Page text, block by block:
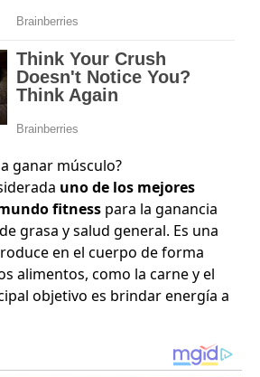
ganar músculo?
uno de los mejores
fitness para la ganancia
grasa y salud general. Es una
en el cuerpo de forma
alimentos, como la carne y el
objetivo es brindar energía a